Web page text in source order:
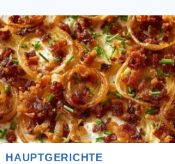
HAUPTGERICHTE